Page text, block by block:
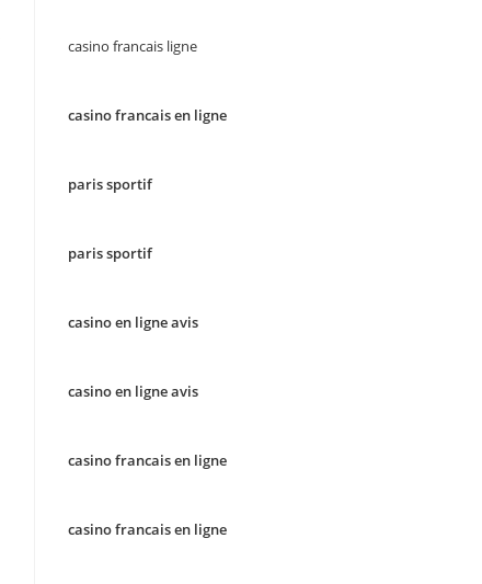
casino francais ligne
casino francais en ligne
paris sportif
paris sportif
casino en ligne avis
casino en ligne avis
casino francais en ligne
casino francais en ligne